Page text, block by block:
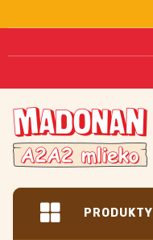
na
obsah
PRODUKTY